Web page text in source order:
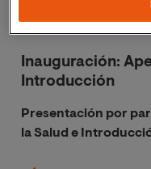
enriquecedora. ¡Tu
Inauguración:
Introducción
Presentación por
la Salud e